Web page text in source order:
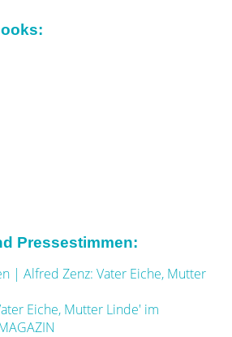
Pressestimmen:
| Alfred Zenz: Vater Eiche, Mutter
Eiche, Mutter Linde' im